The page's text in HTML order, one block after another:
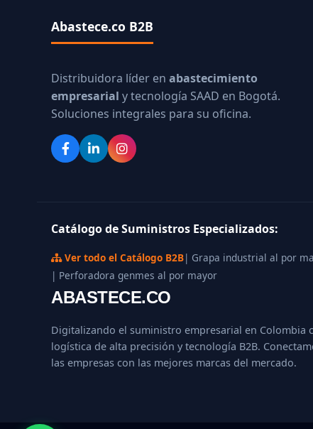
Abastece.co B2B
Distribuidora líder en abastecimiento
empresarial y tecnología SAAD en Bogotá.
Soluciones integrales para su oficina.
Catálogo de Suministros Especializados:
Ver todo el Catálogo B2B| Grapa industrial al por
| Perforadora genmes al por mayor
ABASTECE.CO
Digitalizando el suministro empresarial en Colombia
logística de alta precisión y tecnología B2B.
las empresas con las mejores marcas del mercado.